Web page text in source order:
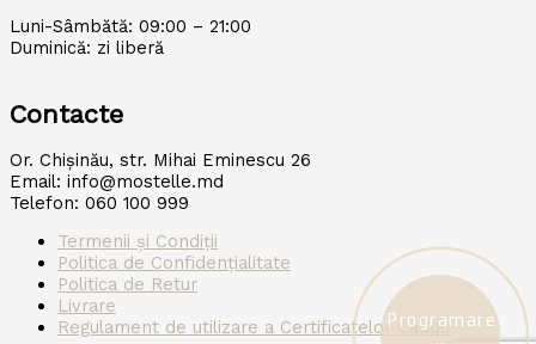
Luni-Sâmbătă: 09:00 – 21:00
Duminică: zi liberă
Contacte
Or. Chișinău, str. Mihai Eminescu 26
Email: info@mostelle.md
Telefon: 060 100 999
Termenii și Condiții
Politica de Confidențialitate
Politica de Retur
Livrare
Regulament de utilizare a Certificatelor Cadou
Programare